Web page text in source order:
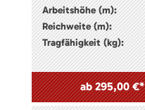
Arbeitshöhe (m):
Reichweite (m):
Tragfähigkeit (kg):
ab 295,00